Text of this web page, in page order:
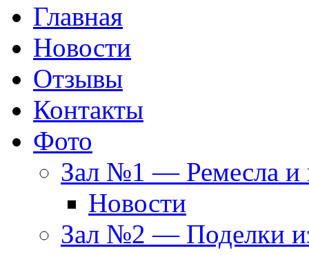
Главная
Новости
Отзывы
Контакты
Фото
Зал №1 — Ремесла и
Новости
Зал №2 — Поделки